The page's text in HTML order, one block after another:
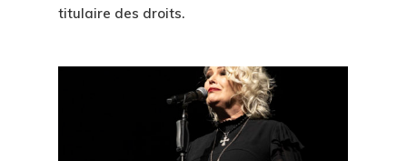
titulaire des droits.